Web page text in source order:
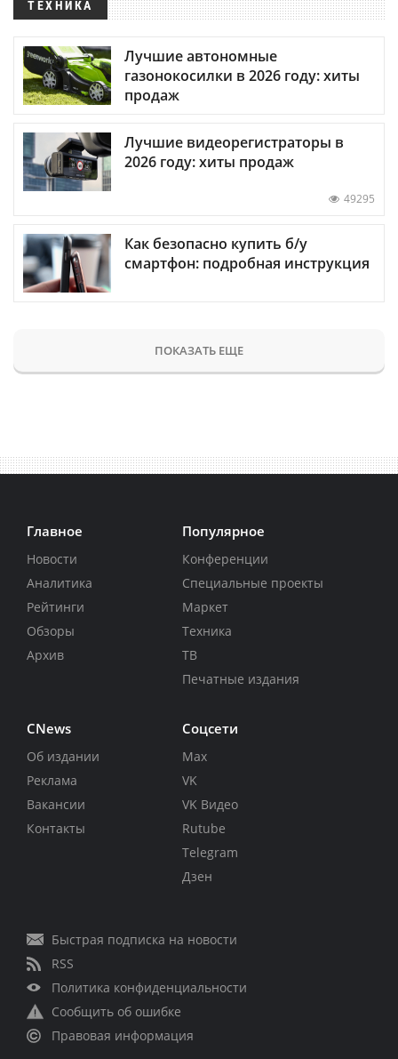
ТЕХНИКА
Лучшие автономные
газонокосилки в 2026 году: хиты
продаж
Лучшие видеорегистраторы в
2026 году: хиты продаж
49295
Как безопасно купить б/у
смартфон: подробная инструкция
ПОКАЗАТЬ ЕЩЕ
Главное
Новости
Аналитика
Рейтинги
Обзоры
Архив
Популярное
Конференции
Специальные проекты
Маркет
Техника
ТВ
Печатные издания
CNews
Об издании
Реклама
Вакансии
Контакты
Соцсети
Max
VK
VK Видео
Rutube
Telegram
Дзен
Быстрая подписка на новости
RSS
Политика конфиденциальности
Сообщить об ошибке
Правовая информация